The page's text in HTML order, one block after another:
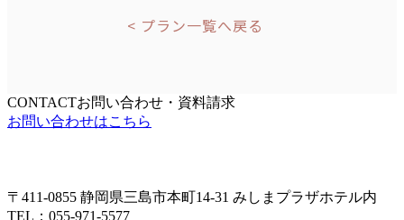
プラン一覧へ戻る
CONTACTお問い合わせ・資料請求
お問い合わせはこちら
〒411-0855 静岡県三島市本町14-31 みしまプラザホテル内
TEL：055-971-5577